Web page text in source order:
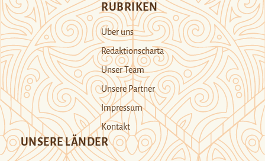
RUBRIKEN
Über uns
Redaktionscharta
Unser Team
Unsere Partner
Impressum
Kontakt
UNSERE LÄNDER